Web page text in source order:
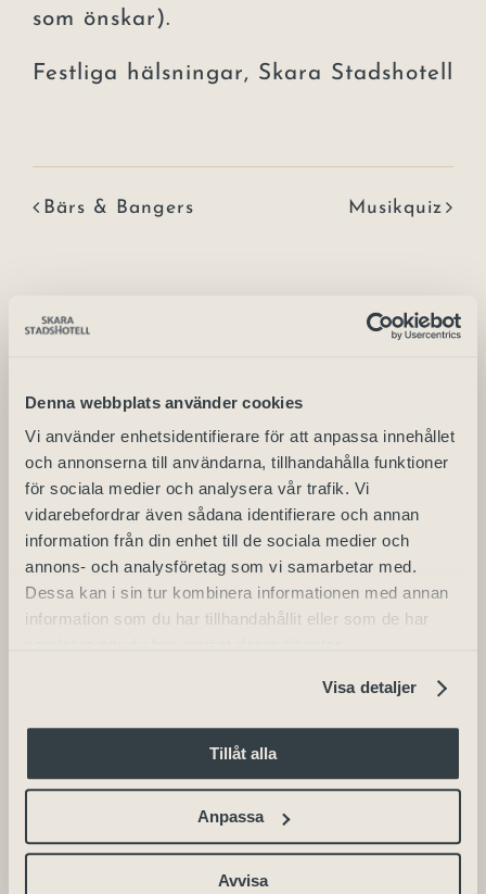
Denna webbplats använder cookies
Vi använder enhetsidentifierare för att anpassa innehållet
och annonserna till användarna, tillhandahålla funktioner
för sociala medier och analysera vår trafik. Vi
vidarebefordrar även sådana identifierare och annan
information från din enhet till de sociala medier och
annons- och analysföretag som vi samarbetar med.
Dessa kan i sin tur kombinera informationen med annan
information som du har tillhandahållit eller som de har
Visa detaljer
Tillåt alla
Anpassa
Avvisa
som önskar).
Festliga hälsningar, Skara Stadshotell
Bärs & Bangers Musikquiz
2024-07-19 | 17:00
Slutar:
2024-07-21 | 02:00
+46 (0) 511 - 240 50